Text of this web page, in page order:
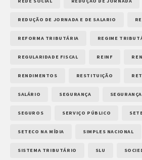
REDUÇÃO DE JORNADA E DE SALARIO
REFORMA TRIBUTÁRIA REGIME
REGULARIDADE FISCAL REINF
RENDIMENTOS RESTITUIÇÃO
SALÁRIO SEGURANÇA
SEGUROS SERVIÇO PÚBLICO
SETECO NA MÍDIA SIMPLES NACIONAL
SISTEMA TRIBUTÁRIO SLU